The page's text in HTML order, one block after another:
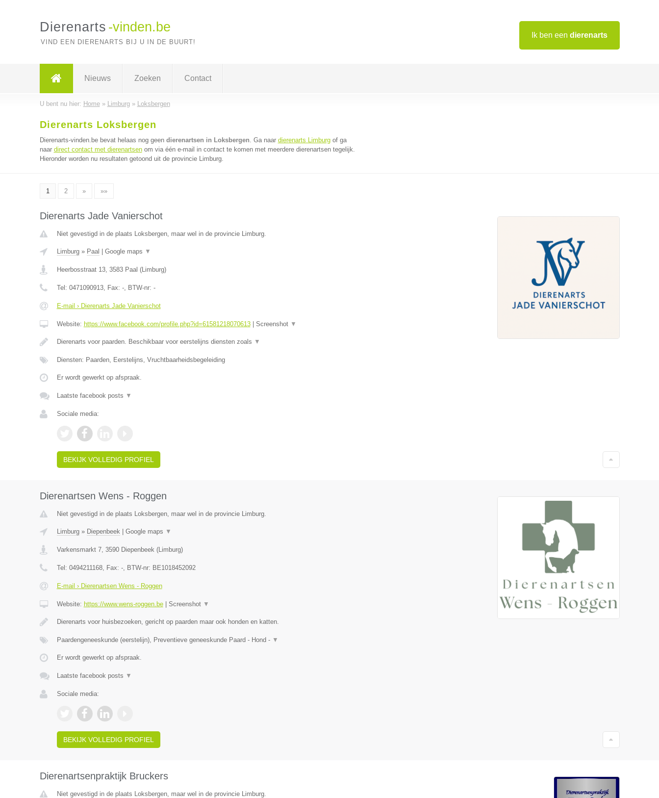
Ik ben een dierenarts
Dierenarts -vinden.be
VIND EEN DIERENARTS BIJ U IN DE BUURT!
Nieuws Zoeken Contact
U bent nu hier: Home» Limburg» Loksbergen
Dierenarts Loksbergen
Dierenarts-vinden.be bevat helaas nog geen dierenartsen in Loksbergen. Ga naar dierenarts Limburgof ga
naar direct contact met dierenartsenom via één e-mail in contact te komen met meerdere dierenartsen tegelijk.
Hieronder worden nu resultaten getoond uit de provincie Limburg.
1 2 » »»
Dierenarts Jade Vanierschot
Niet gevestigd in de plaats Loksbergen, maar wel in de provincie Limburg.
Limburg» Paal Google maps ▼
Heerbosstraat 13, 3583 Paal (Limburg)
Tel: 0471090913, Fax: -, BTW-nr: -
E-mail › Dierenarts Jade Vanierschot
Website: https://www.facebook.com/profile.php?id=61581218070613| Screenshot ▼
Dierenarts voor paarden. Beschikbaar voor eerstelijns diensten zoals ▼
Diensten: Paarden, Eerstelijns, Vruchtbaarheidsbegeleiding
Er wordt gewerkt op afspraak.
Laatste facebook posts ▼
Sociale media:
BEKIJK VOLLEDIG PROFIEL
Dierenartsen Wens - Roggen
Niet gevestigd in de plaats Loksbergen, maar wel in de provincie Limburg.
Limburg» Diepenbeek| Google maps ▼
Varkensmarkt 7, 3590 Diepenbeek(Limburg)
Tel: 0494211168, Fax: -, BTW-nr: BE1018452092
E-mail › Dierenartsen Wens - Roggen
Website: https://www.wens-roggen.be| Screenshot ▼
Dierenarts voor huisbezoeken, gericht op paarden maar ook honden en katten.
Paardengeneeskunde (eerstelijn), Preventieve geneeskunde Paard - Hond - ▼
Er wordt gewerkt op afspraak.
Laatste facebook posts ▼
Sociale media:
BEKIJK VOLLEDIG PROFIEL
Dierenartsenpraktijk Bruckers
Niet gevestigd in de plaats Loksbergen, maar wel in de provincie Limburg.